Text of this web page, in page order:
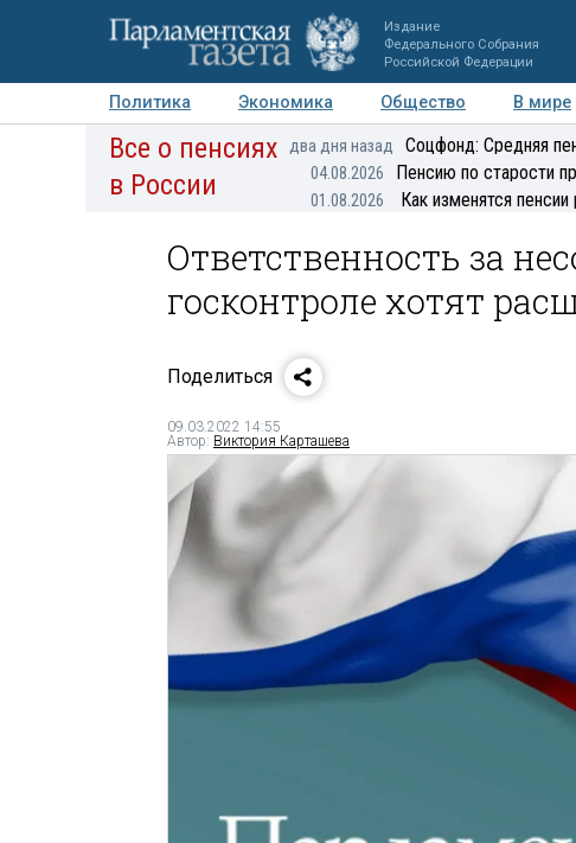
Издание
Федерального Собрания
Российской Федерации
Политика Экономика Общество В мире
Авторы Персоны Мнения Регионы
Все о пенсиях
в России
два дня назад Соцфонд: Средняя
04.08.2026 Пенсию по старости
01.08.2026 Как изменятся
Ответственность за
госконтроле хотят
Поделиться
09.03.2022 14:55
Автор: Виктория Карташева